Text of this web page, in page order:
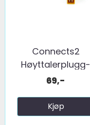
Connects2
Høyttalerplugg-
adaptere ...
69,-
Kjøp